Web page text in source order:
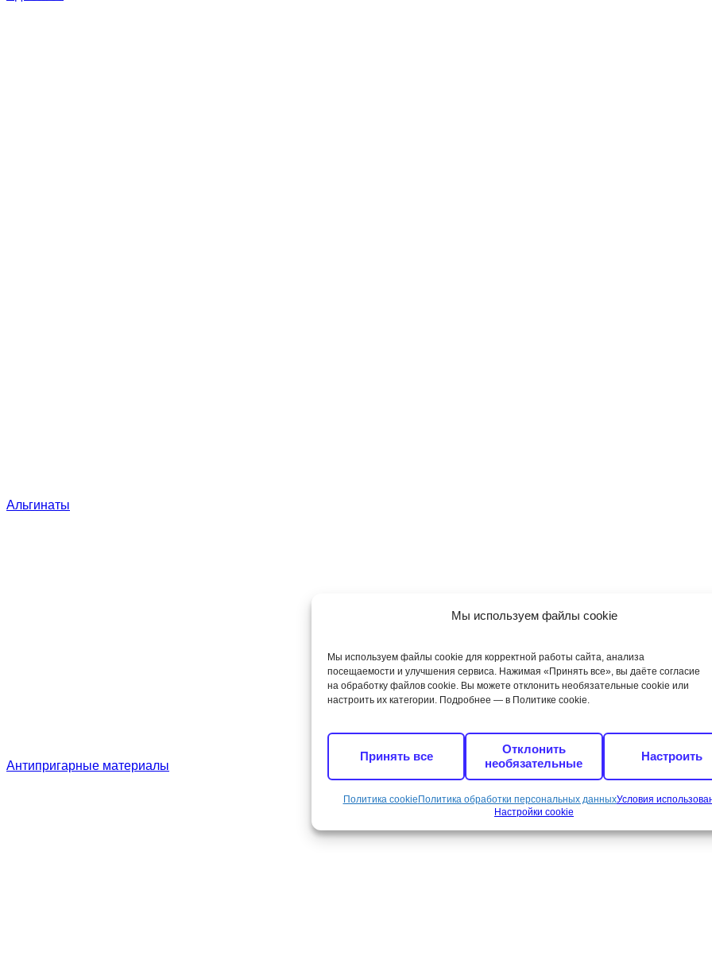
Мы используем файлы cookie
Мы используем файлы cookie для корректной работы сайта, анализа
посещаемости и улучшения сервиса. Нажимая «Принять все», вы даёте согласие
на обработку файлов cookie. Вы можете отклонить необязательные cookie или
настроить их категории. Подробнее — в Политике cookie.
Принять все
Отклонить
необязательные
Настроить
Политика cookie Политика обработки персональных данныхУсловия
Настройки cookie
Альгинаты
Антипригарные материалы